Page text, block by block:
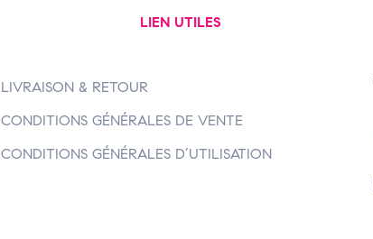
LIEN UTILES
LIVRAISON & RETOUR
CONDITIONS GÉNÉRALES DE VENTE
CONDITIONS GÉNÉRALES D’UTILISATION